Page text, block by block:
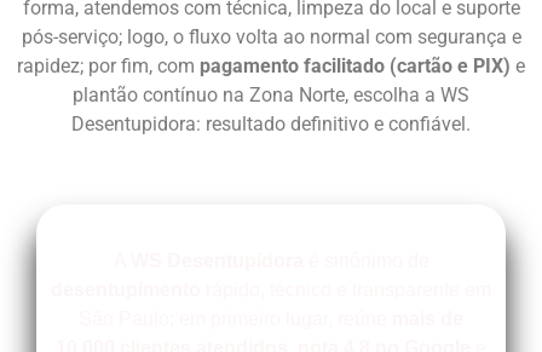
forma, atendemos com técnica, limpeza do local e suporte
pós-serviço; logo, o fluxo volta ao normal com segurança e
rapidez; por fim, com pagamento facilitado (cartão e PIX) e
plantão contínuo na Zona Norte, escolha a WS
Desentupidora: resultado definitivo e confiável.